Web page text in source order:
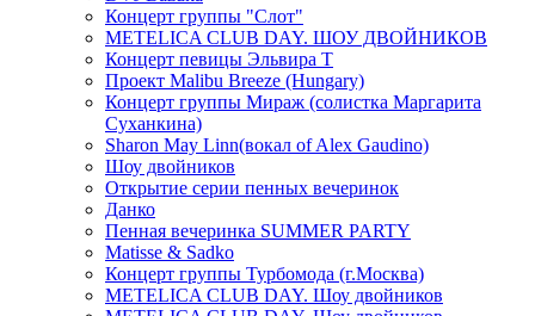
Концерт группы "Слот"
METELICA CLUB DAY. ШОУ ДВОЙНИКОВ
Концерт певицы Эльвира Т
Проект Malibu Breeze (Hungary)
Концерт группы Мираж (солистка Маргарита
Суханкина)
Sharon May Linn(вокал of Alex Gaudino)
Шоу двойников
Открытие серии пенных вечеринок
Данко
Пенная вечеринка SUMMER PARTY
Matisse & Sadko
Концерт группы Турбомода (г.Москва)
METELICA CLUB DAY. Шоу двойников